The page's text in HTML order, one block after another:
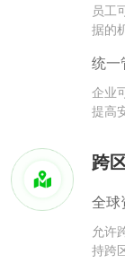
员工
据的
统一
企业
提高
跨
全球
允许
持跨